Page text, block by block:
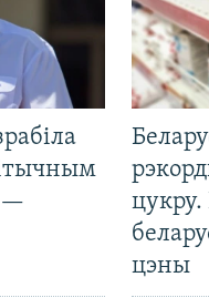
—
цукру.
цэны